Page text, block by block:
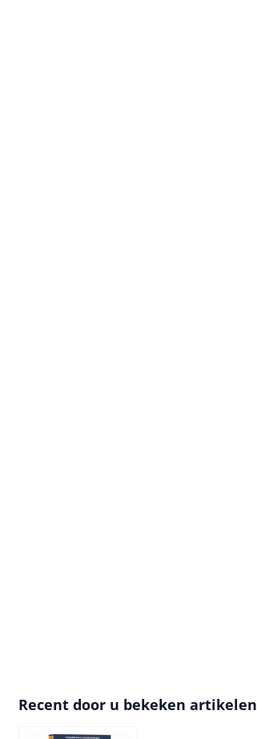
Recent door u bekeken artikelen